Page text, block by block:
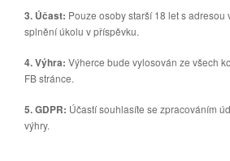
3. Účast: Pouze osoby starší 18 let s adresou
splnění úkolu v příspěvku.
4. Výhra: Výherce bude vylosován ze všech
FB stránce.
5. GDPR: Účastí souhlasíte se zpracováním
výhry.